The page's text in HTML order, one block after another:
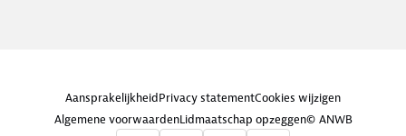
AansprakelijkheidPrivacy statementCookies wijzigen
Algemene voorwaardenLidmaatschap opzeggen© ANWB